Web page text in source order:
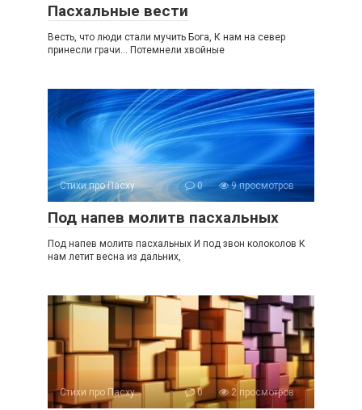
Пасхальные вести
Весть, что люди стали мучить Бога, К нам на север
принесли грачи… Потемнели хвойные
Стихи про Пасху 0 9 просмотров
Под напев молитв пасхальных
Под напев молитв пасхальных И под звон колоколов К
нам летит весна из дальних,
Стихи про Пасху 0 2 просмотров